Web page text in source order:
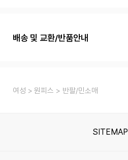
배송 및 교환/반품안내
여성 원피스 반팔/민소매
SITEMAP